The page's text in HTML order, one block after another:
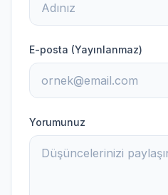
E-posta (Yayınlanmaz)
Yorumunuz